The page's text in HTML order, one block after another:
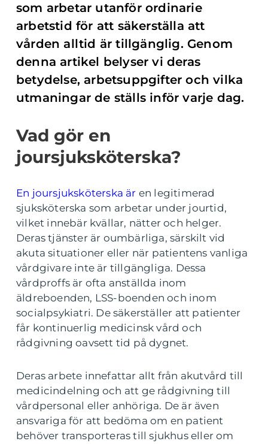
som arbetar utanför ordinarie
arbetstid för att säkerställa att
vården alltid är tillgänglig. Genom
denna artikel belyser vi deras
betydelse, arbetsuppgifter och vilka
utmaningar de ställs inför varje dag.
Vad gör en
joursjuksköterska?
En joursjuksköterska är en legitimerad
sjuksköterska som arbetar under jourtid,
vilket innebär kvällar, nätter och helger.
Deras tjänster är oumbärliga, särskilt vid
akuta situationer eller när patientens vanliga
vårdgivare inte är tillgängliga. Dessa
vårdproffs är ofta anställda inom
äldreboenden, LSS-boenden och inom
socialpsykiatri. De säkerställer att patienter
får kontinuerlig medicinsk vård och
rådgivning oavsett tid på dygnet.
Deras arbete innefattar allt från akutvård till
medicindelning och att ge rådgivning till
vårdpersonal eller anhöriga. De är även
ansvariga för att bedöma om en patient
behöver transporteras till sjukhus eller om